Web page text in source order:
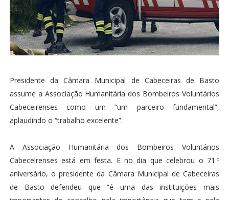
Presidente da Câmara Municipal de Cabeceiras de Basto
assume a Associação Humanitária dos Bombeiros Voluntários
Cabeceirenses como um “um parceiro fundamental”,
aplaudindo o “trabalho excelente”.
A Associação Humanitária dos Bombeiros Voluntários
Cabeceirenses está em festa. E no dia que celebrou o 71.º
aniversário, o presidente da Câmara Municipal de Cabeceiras
de Basto defendeu que “é uma das instituições mais